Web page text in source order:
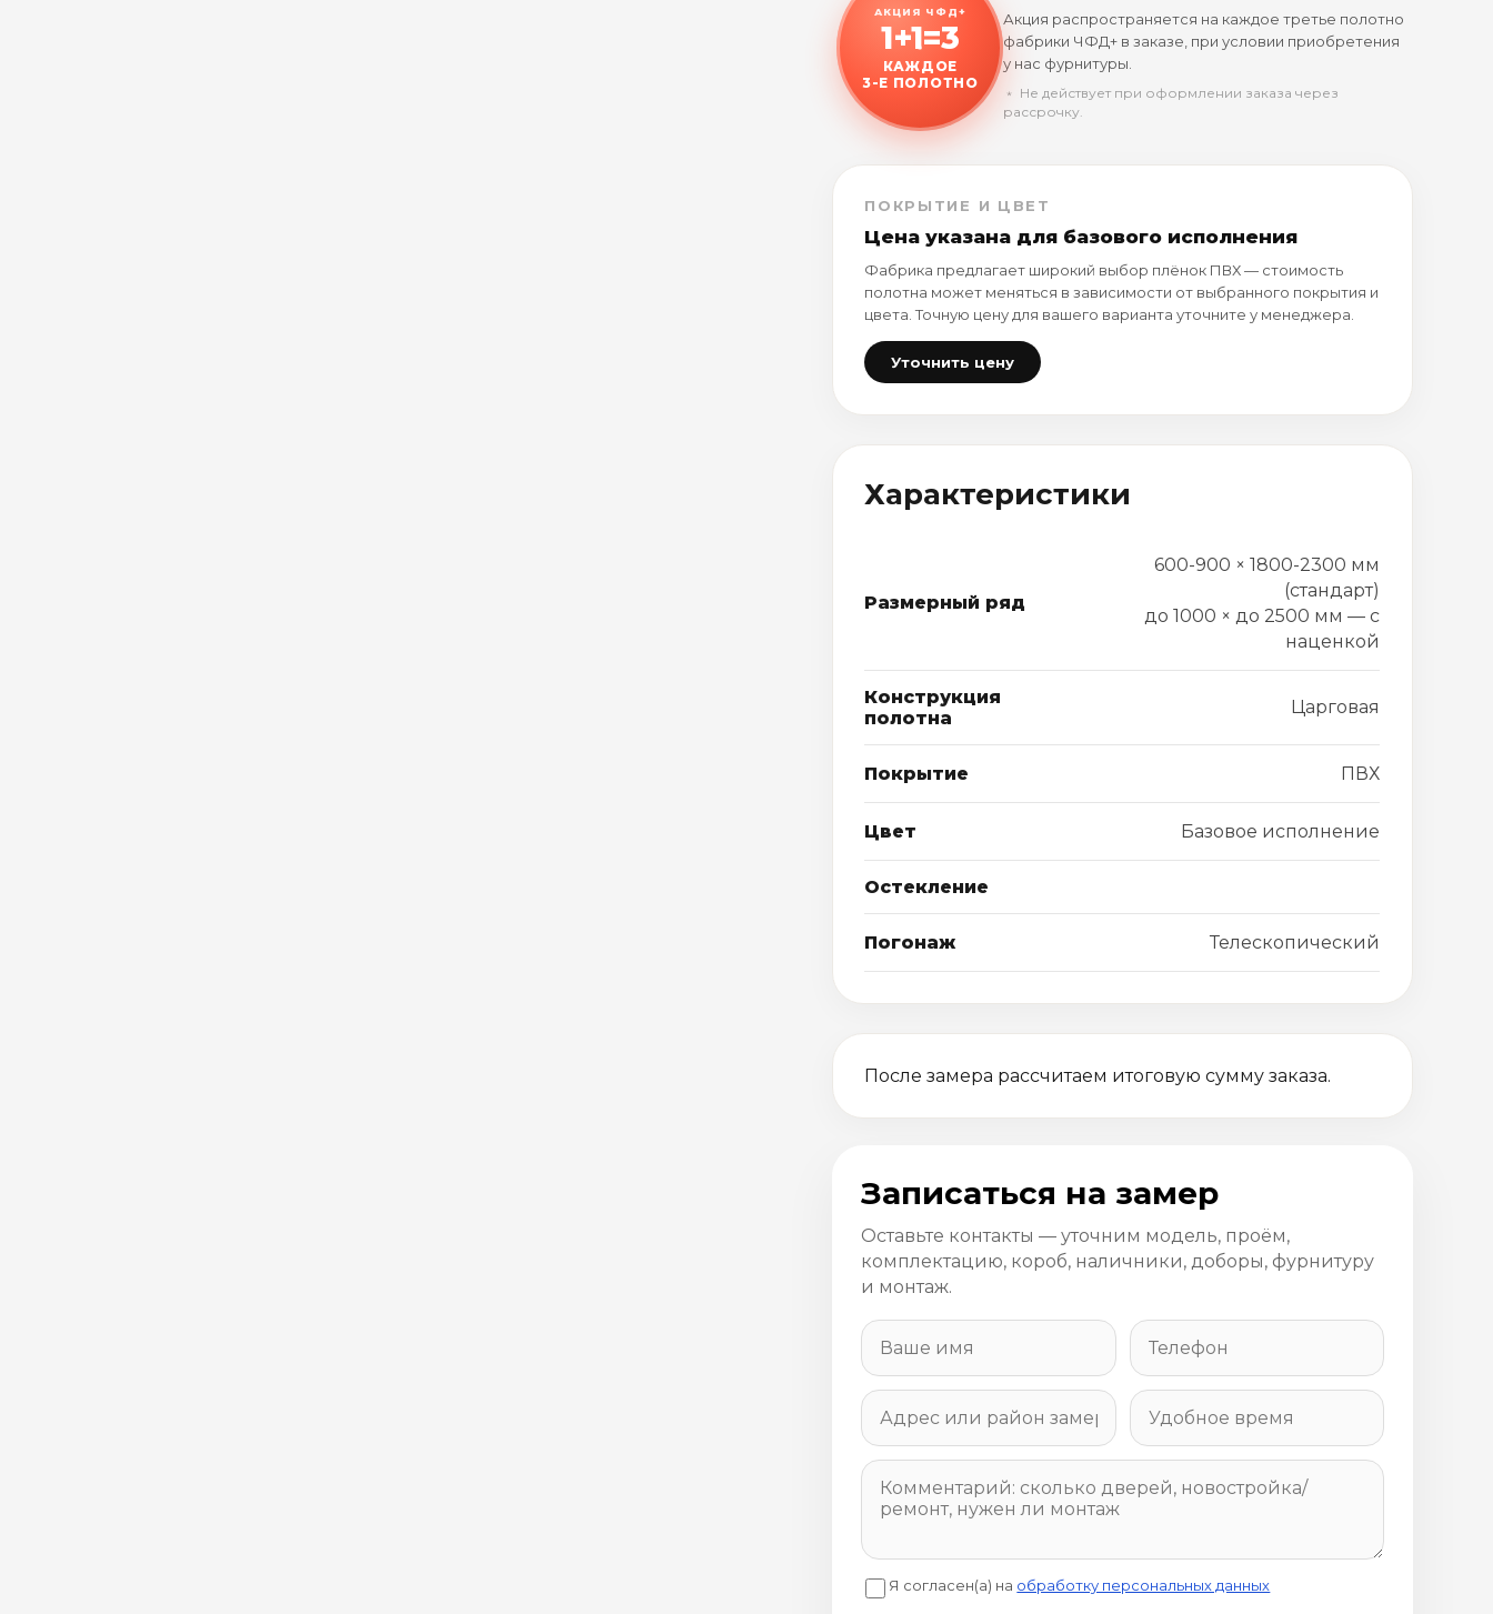
АКЦИЯ ЧФД+
1+1=3
КАЖДОЕ
3-Е ПОЛОТНО
Акция распространяется на каждое третье полотно
фабрики ЧФД+ в заказе, при условии приобретения
у нас фурнитуры.
﹡ Не действует при оформлении заказа через
рассрочку.
ПОКРЫТИЕ И ЦВЕТ
Цена указана для базового исполнения
Фабрика предлагает широкий выбор плёнок ПВХ — стоимость
полотна может меняться в зависимости от выбранного покрытия и
цвета. Точную цену для вашего варианта уточните у менеджера.
Уточнить цену
Характеристики
Размерный ряд
600-900 × 1800-2300 мм
(стандарт)
до 1000 × до 2500 мм — с
наценкой
Конструкция
полотна
Царговая
Покрытие ПВХ
Цвет Базовое исполнение
Остекление
Погонаж Телескопический
После замера рассчитаем итоговую сумму заказа.
Записаться на замер
Оставьте контакты — уточним модель, проём,
комплектацию, короб, наличники, доборы, фурнитуру
и монтаж.
Я согласен(а) на обработку персональных данных